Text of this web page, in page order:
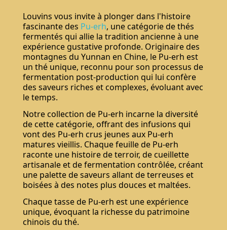
Louvins vous invite à plonger dans l'histoire
fascinante des Pu-erh, une catégorie de thés
fermentés qui allie la tradition ancienne à une
expérience gustative profonde. Originaire des
montagnes du Yunnan en Chine, le Pu-erh est
un thé unique, reconnu pour son processus de
fermentation post-production qui lui confère
des saveurs riches et complexes, évoluant avec
le temps.
Notre collection de Pu-erh incarne la diversité
de cette catégorie, offrant des infusions qui
vont des Pu-erh crus jeunes aux Pu-erh
matures vieillis. Chaque feuille de Pu-erh
raconte une histoire de terroir, de cueillette
artisanale et de fermentation contrôlée, créant
une palette de saveurs allant de terreuses et
boisées à des notes plus douces et maltées.
Chaque tasse de Pu-erh est une expérience
unique, évoquant la richesse du patrimoine
chinois du thé.